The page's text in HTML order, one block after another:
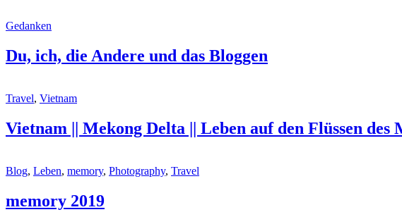
Gedanken
Du, ich, die Andere und das Bloggen
Travel, Vietnam
Vietnam || Mekong Delta || Leben auf den Flüssen des
Blog, Leben, memory, Photography, Travel
memory 2019